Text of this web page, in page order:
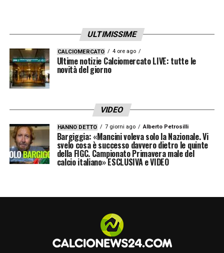
ULTIMISSIME
CALCIOMERCATO 4 ore ago
Ultime notizie Calciomercato LIVE: tutte le
novità del giorno
VIDEO
HANNO DETTO 7 giorni ago Alberto Petrosilli
Bargiggia: «Mancini voleva solo la Nazionale. Vi
svelo cosa è successo davvero dietro le quinte
della FIGC. Campionato Primavera male del
calcio italiano» ESCLUSIVA e VIDEO